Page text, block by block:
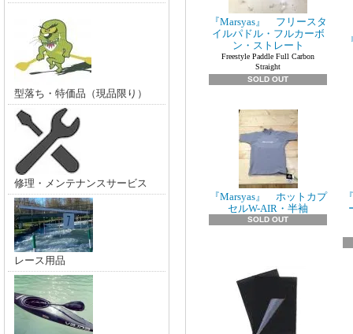
型落ち・特価品（現品限り）
修理・メンテナンスサービス
レース用品
『Marsyas』 フリースタ
イルパドル・フルカーボ
ン・ストレート
Freestyle Paddle Full Carbon
Straight
SOLD OUT
『Marsyas』 ホットカプ
セルW-AIR・半袖
SOLD OUT